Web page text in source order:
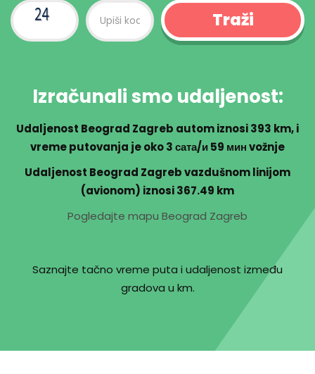
Izračunali smo udaljenost:
Udaljenost Beograd Zagreb autom iznosi393 km, i
vreme putovanja je oko3 сата/и 59 минvožnje
Udaljenost Beograd Zagreb vazdušnom linijom
(avionom) iznosi 367.49 km
Pogledajte mapu Beograd Zagreb
Saznajte tačno vreme puta i udaljenost između
gradova u km.